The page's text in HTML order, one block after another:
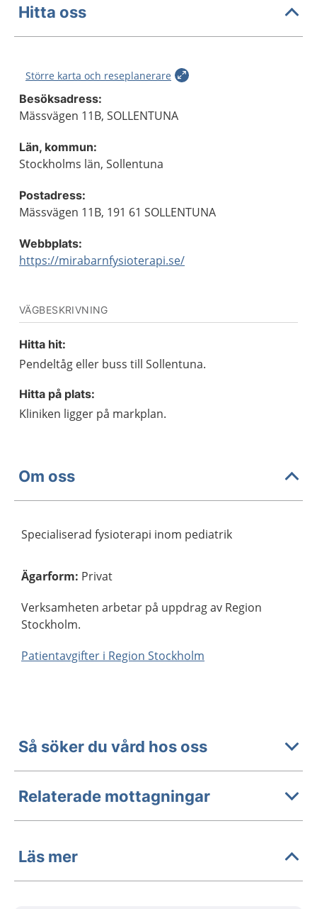
Hitta oss
Större karta och reseplanerare
Besöksadress:
Mässvägen 11B, SOLLENTUNA
Län, kommun:
Stockholms län, Sollentuna
Postadress:
Mässvägen 11B, 191 61 SOLLENTUNA
Webbplats:
https://mirabarnfysioterapi.se/
VÄGBESKRIVNING
Hitta hit:
Pendeltåg eller buss till Sollentuna.
Hitta på plats:
Kliniken ligger på markplan.
Om oss
Specialiserad fysioterapi inom pediatrik
Ägarform: Privat
Verksamheten arbetar på uppdrag av Region
Stockholm.
Patientavgifter i Region Stockholm
Så söker du vård hos oss
Relaterade mottagningar
Läs mer